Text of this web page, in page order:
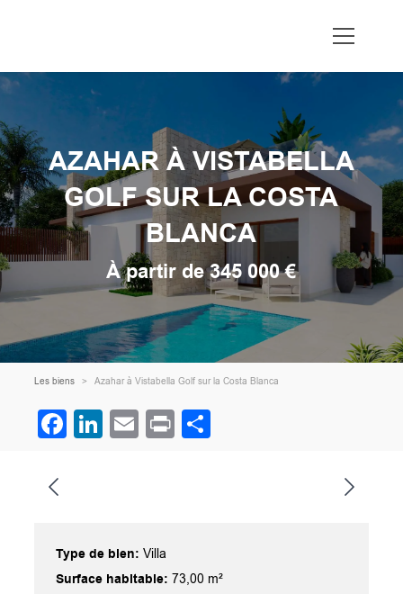
AZAHAR À VISTABELLA
GOLF SUR LA COSTA
BLANCA
À partir de 345 000 €
Les biens Azahar à Vistabella Golf sur la Costa Blanca
Facebook
LinkedIn
Email
Print
Type de bien: Villa
Surface habitable: 73,00 m²